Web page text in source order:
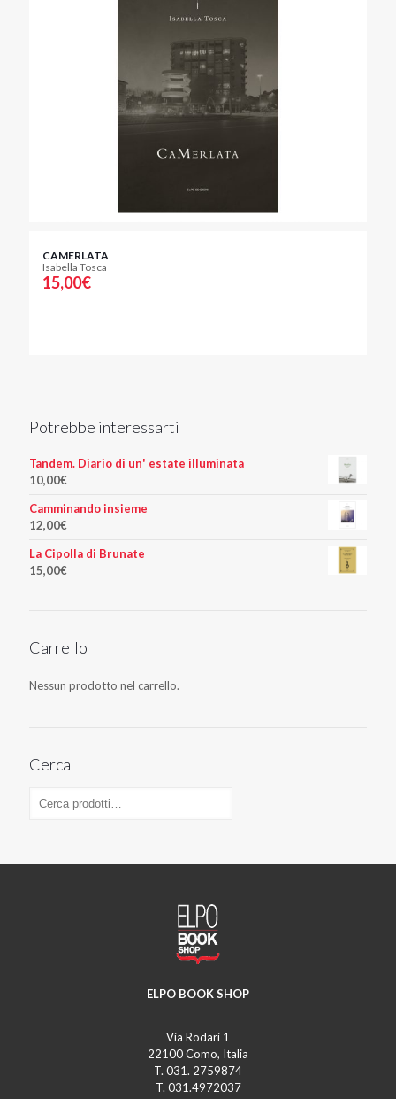
CAMERLATA
Isabella Tosca
15,00€
Potrebbe interessarti
Tandem. Diario di un' estate illuminata
10,00€
Camminando insieme
12,00€
La Cipolla di Brunate
15,00€
Carrello
Nessun prodotto nel carrello.
Cerca
ELPO BOOK SHOP
Via Rodari 1
22100 Como, Italia
T. 031. 2759874
T. 031.4972037